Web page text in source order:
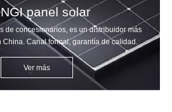
panel solar
de concesionarios, es un distribuidor más
Canal formal, garantía de calidad.
Ver más